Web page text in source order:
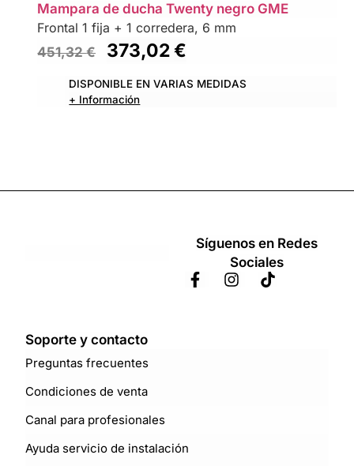
Mampara de ducha Twenty negro GME
Frontal 1 fija + 1 corredera, 6 mm
451,32€ 373,02€
DISPONIBLE EN VARIAS MEDIDAS
+ Información
Síguenos en Redes
Sociales
Soporte y contacto
Preguntas frecuentes
Condiciones de venta
Canal para profesionales
Ayuda servicio de instalación